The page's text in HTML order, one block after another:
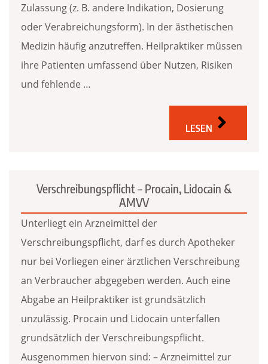
Zulassung (z. B. andere Indikation, Dosierung
oder Verabreichungsform). In der ästhetischen
Medizin häufig anzutreffen. Heilpraktiker müssen
ihre Patienten umfassend über Nutzen, Risiken
und fehlende …
LESEN
Verschreibungspflicht – Procain, Lidocain &
AMVV
Unterliegt ein Arzneimittel der
Verschreibungspflicht, darf es durch Apotheker
nur bei Vorliegen einer ärztlichen Verschreibung
an Verbraucher abgegeben werden. Auch eine
Abgabe an Heilpraktiker ist grundsätzlich
unzulässig. Procain und Lidocain unterfallen
grundsätzlich der Verschreibungspflicht.
Ausgenommen hiervon sind: – Arzneimittel zur